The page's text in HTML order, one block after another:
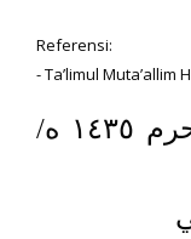
Referensi:
- Ta’limul Muta’allim
قد تم فى ليل الأحد ٢٠ محرم ١٤٣٥ ه/